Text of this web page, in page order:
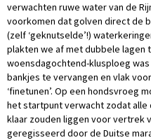
verwachten ruwe water van de
voorkomen dat golven direct de
(zelf ‘geknutselde’!)
plakten we af met dubbele lagen
woensdagochtend-klusploeg
bankjes te vervangen en vlak
‘finetunen’. Op een hondsvroeg
het startpunt verwacht zodat alle
klaar zouden liggen voor vertrek
geregisseerd door de Duitse